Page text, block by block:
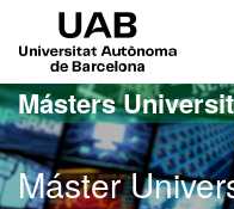
Acceso al contenido principal
Acceso a la navegación de la
Másters
Máster